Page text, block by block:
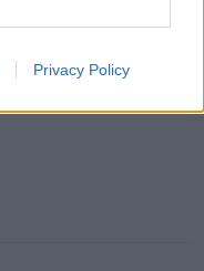
Privacy Policy